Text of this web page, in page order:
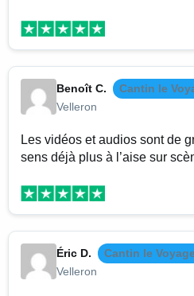
Benoît C.
Cantin le
Velleron
Les vidéos et audios sont de
sens déjà plus à l’aise sur
Éric D.
Cantin le
Velleron